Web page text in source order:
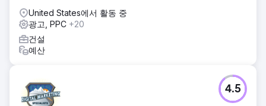
United States에서 활동 중
광고, PPC +20
건설
예산
4.5